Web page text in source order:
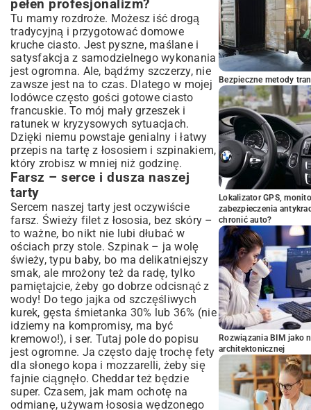
pełen profesjonalizm?
Tu mamy rozdroże. Możesz iść drogą
tradycyjną i przygotować domowe
kruche ciasto. Jest pyszne, maślane i
satysfakcja z samodzielnego wykonania
jest ogromna. Ale, bądźmy szczerzy, nie
zawsze jest na to czas. Dlatego w mojej
lodówce często gości gotowe ciasto
francuskie. To mój mały grzeszek i
ratunek w kryzysowych sytuacjach.
Dzięki niemu powstaje genialny i łatwy
przepis na tartę z łososiem i szpinakiem,
który zrobisz w mniej niż godzinę.
Farsz – serce i dusza naszej
tarty
Sercem naszej tarty jest oczywiście
farsz. Świeży filet z łososia, bez skóry –
to ważne, bo nikt nie lubi dłubać w
ościach przy stole. Szpinak – ja wolę
świeży, typu baby, bo ma delikatniejszy
smak, ale mrożony też da radę, tylko
pamiętajcie, żeby go dobrze odcisnąć z
wody! Do tego jajka od szczęśliwych
kurek, gęsta śmietanka 30% lub 36% (nie
idziemy na kompromisy, ma być
kremowo!), i ser. Tutaj pole do popisu
jest ogromne. Ja często daję trochę fety
dla słonego kopa i mozzarelli, żeby się
fajnie ciągnęło. Cheddar też będzie
super. Czasem, jak mam ochotę na
odmianę, używam łososia wędzonego
Bezpieczne metody
Lokalizator GPS,
zabezpieczenia
chronić auto?
Rozwiązania BIM jako
architektonicznej